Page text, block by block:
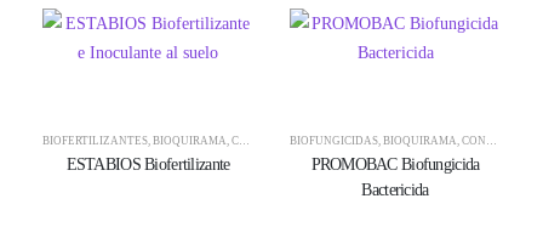
BIOFERTILIZANTES, BIOQUIRAMA, CONTROL BIOLÓGICO
ESTABIOS Biofertilizante
BIOFUNGICIDAS, BIOQUIRAMA, CONTROL BIOLÓGICO
PROMOBAC Biofungicida
Bactericida